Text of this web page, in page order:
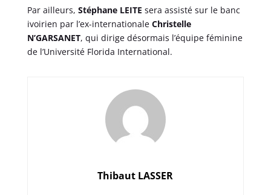
Par ailleurs, Stéphane LEITE sera assisté sur le banc
ivoirien par l’ex-internationale Christelle
N’GARSANET, qui dirige désormais l’équipe féminine
de l’Université Florida International.
Thibaut LASSER